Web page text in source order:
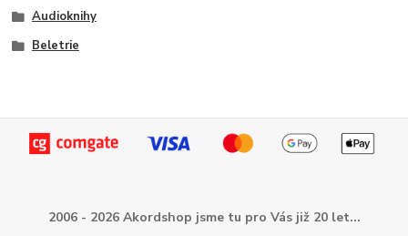
Audioknihy
Beletrie
2006 - 2026 Akordshop jsme tu pro Vás již 20 let...